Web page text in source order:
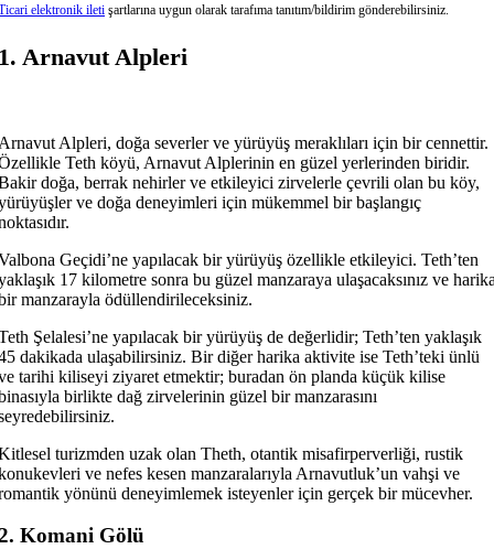
elektronik ileti şartlarına uygun olarak tarafıma tanıtım/bildirim gönderebilirsiniz.
Arnavut Alpleri
Alpleri, doğa severler ve yürüyüş meraklıları için bir cennettir.
Teth köyü, Arnavut Alplerinin en güzel yerlerinden biridir.
doğa, berrak nehirler ve etkileyici zirvelerle çevrili olan bu köy,
ve doğa deneyimleri için mükemmel bir başlangıç
Geçidi’ne yapılacak bir yürüyüş özellikle etkileyici. Teth’ten
17 kilometre sonra bu güzel manzaraya ulaşacaksınız ve
manzarayla ödüllendirileceksiniz.
Şelalesi’ne yapılacak bir yürüyüş de değerlidir; Teth’ten yaklaşık
dakikada ulaşabilirsiniz. Bir diğer harika aktivite ise Teth’teki ünlü
tarihi kiliseyi ziyaret etmektir; buradan ön planda küçük kilise
birlikte dağ zirvelerinin güzel bir manzarasını
turizmden uzak olan Theth, otantik misafirperverliği, rustik
ve nefes kesen manzaralarıyla Arnavutluk’un vahşi ve
yönünü deneyimlemek isteyenler için gerçek bir mücevher.
Komani Gölü